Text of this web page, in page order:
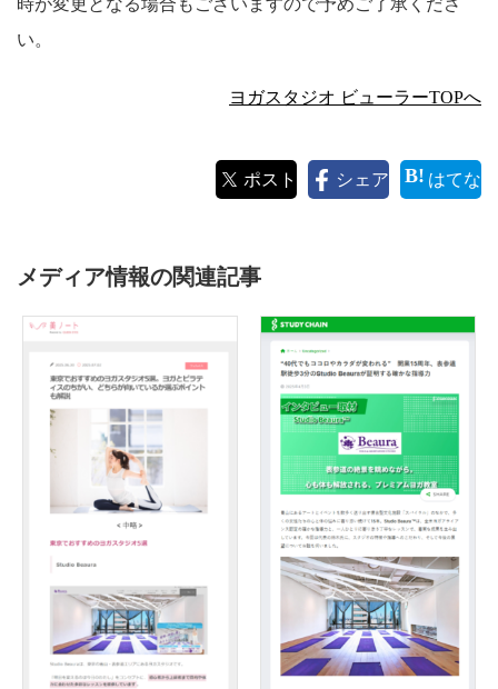
時が変更となる場合もございますので予めご了承くださ
い。
ヨガスタジオ ビューラーTOPへ
ポスト シェア はてな
メディア情報の関連記事